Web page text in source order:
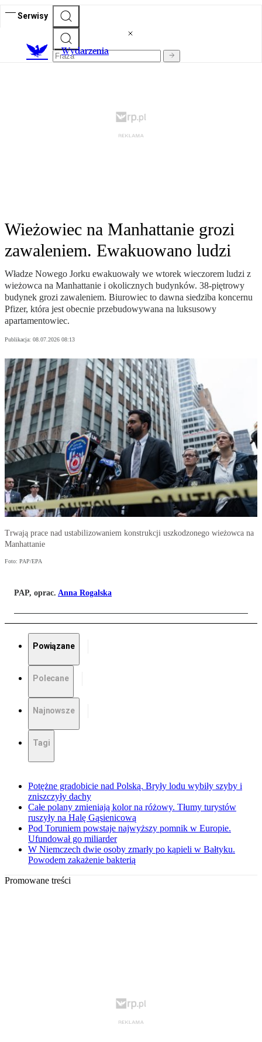
Serwisy
Wydarzenia
Wieżowiec na Manhattanie grozi
zawaleniem. Ewakuowano ludzi
Władze Nowego Jorku ewakuowały we wtorek wieczorem ludzi z
wieżowca na Manhattanie i okolicznych budynków. 38-piętrowy
budynek grozi zawaleniem. Biurowiec to dawna siedziba koncernu
Pfizer, która jest obecnie przebudowywana na luksusowy
apartamentowiec.
Publikacja: 08.07.2026 08:13
Trwają prace nad ustabilizowaniem konstrukcji uszkodzonego wieżowca na
Manhattanie
Foto: PAP/EPA
PAP, oprac. Anna Rogalska
Powiązane
Polecane
Najnowsze
Tagi
Potężne gradobicie nad Polską. Bryły lodu wybiły szyby i
zniszczyły dachy
Całe polany zmieniają kolor na różowy. Tłumy turystów
ruszyły na Halę Gąsienicową
Pod Toruniem powstaje najwyższy pomnik w Europie.
Ufundował go miliarder
W Niemczech dwie osoby zmarły po kąpieli w Bałtyku.
Powodem zakażenie bakterią
Promowane treści